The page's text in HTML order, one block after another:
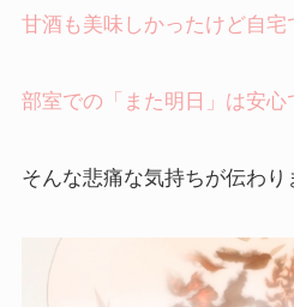
甘酒も美味しかったけど自宅
部室での「また明日」は安心
そんな悲痛な気持ちが伝わり